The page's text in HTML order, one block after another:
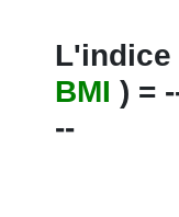
L'indice
BMI ) =
--